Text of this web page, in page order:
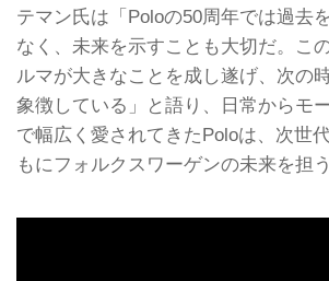
テマン氏は「Poloの50周年では過去
なく、未来を示すことも大切だ。こ
ルマが大きなことを成し遂げ、次の
象徴している」と語り、日常からモ
で幅広く愛されてきたPoloは、次世
もにフォルクスワーゲンの未来を担